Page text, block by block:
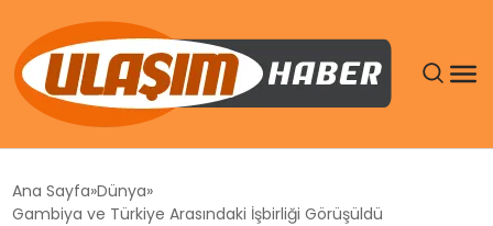
Ana Sayfa Dünya
Gambiya ve Türkiye Arasındaki İşbirliği Görüşüldü